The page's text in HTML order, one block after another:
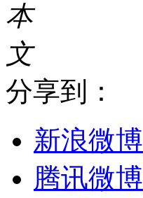
本
文
分享到：
新浪微博
腾讯微博